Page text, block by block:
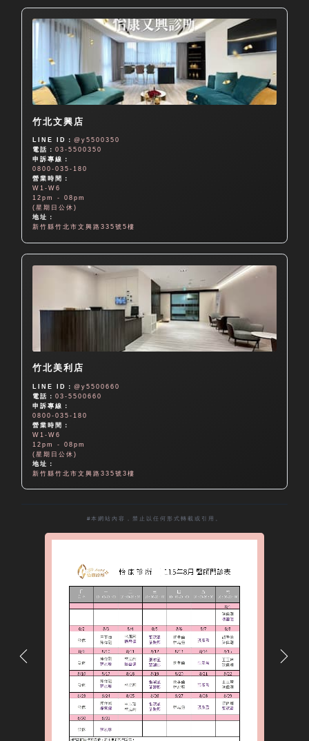
竹北文興店
LINE ID：@y5500350
電話：03-5500350
申訴專線：
0800-035-180
營業時間：
W1-W6
12pm - 08pm
(星期日公休)
地址：
新竹縣竹北市文興路335號5樓
竹北美利店
LINE ID：@y5500660
電話：03-5500660
申訴專線：
0800-035-180
營業時間：
W1-W6
12pm - 08pm
(星期日公休)
地址：
新竹縣竹北市文興路335號3樓
#本網站內容，禁止以任何形式轉載或引用。